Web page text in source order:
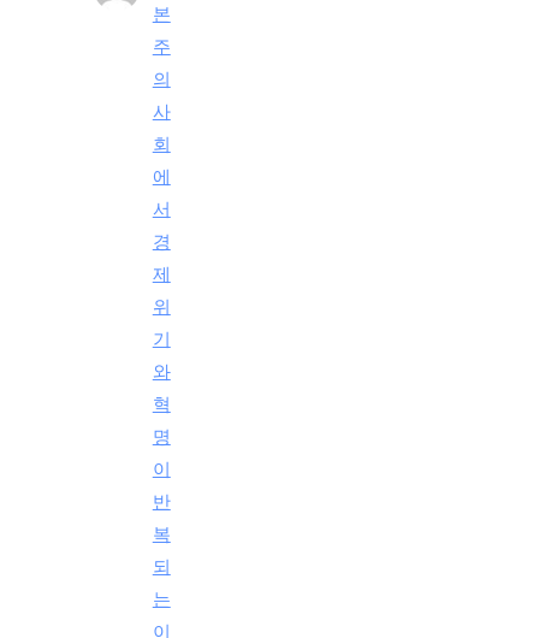
본
주
의
사
회
에
서
경
제
위
기
와
혁
명
이
반
복
되
는
이